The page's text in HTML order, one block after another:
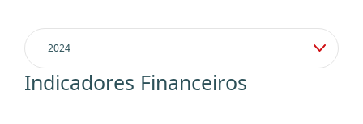
Indicadores Financeiros